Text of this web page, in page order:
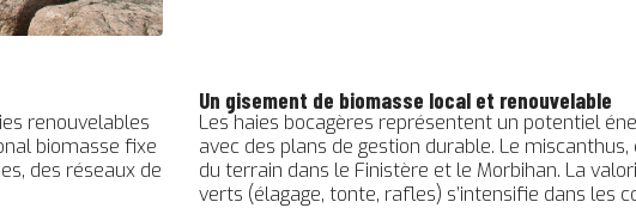
renouvelables
biomasse fixe
des réseaux de
Un gisement de biomasse local et renouvelable
Les haies bocagères représentent un potentiel
avec des plans de gestion durable. Le
du terrain dans le Finistère et le Morbihan. La
verts (élagage, tonte, rafles) s’intensifie dans les